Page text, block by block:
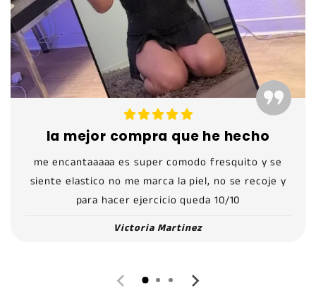
la mejor compra que he hecho
me encantaaaaa es super comodo fresquito y se
siente elastico no me marca la piel, no se recoje y
para hacer ejercicio queda 10/10
Victoria Martinez